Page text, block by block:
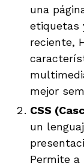
una
etiquetas
reciente,
mejor
CSS
un
Permite